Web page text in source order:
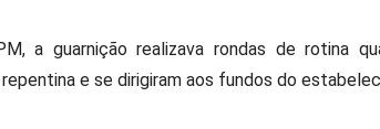
a guarnição realizava rondas de rotina
e se dirigiram aos fundos do